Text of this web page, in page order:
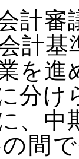
計審
計
を
分け
、
間